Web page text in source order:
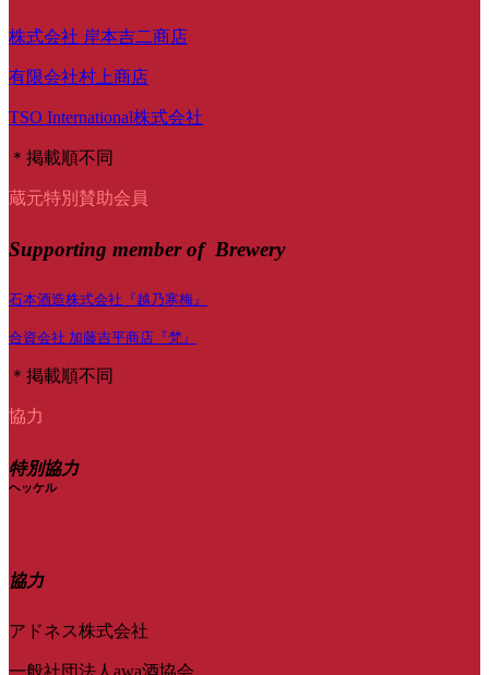
株式会社 岸本吉二商店
有限会社村上商店
TSO International株式会社
＊掲載順不同
蔵元特別賛助会員
Supporting member of Brewery
石本酒造株式会社『越乃寒梅』
合資会社 加藤吉平商店『梵』
＊掲載順不同
協力
特別協力
ヘッケル
協力
アドネス株式会社